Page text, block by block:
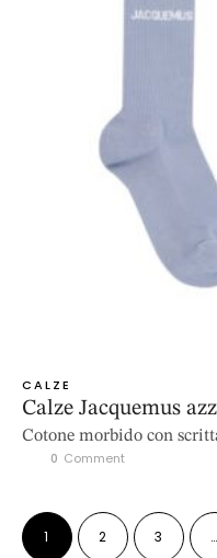
CALZE
Calze Jacquemus
Cotone morbido con
0 Comment
1 2 3 …